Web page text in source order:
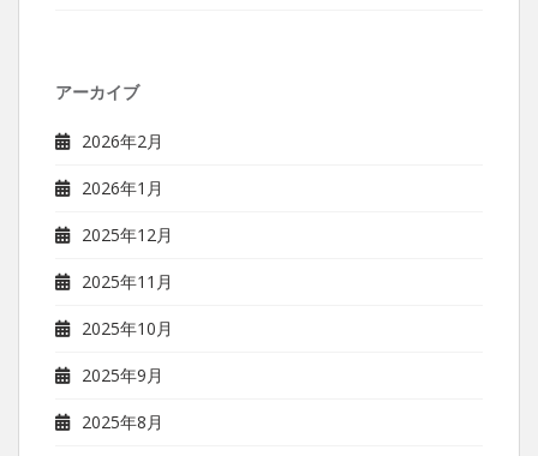
アーカイブ
2026年2月
2026年1月
2025年12月
2025年11月
2025年10月
2025年9月
2025年8月